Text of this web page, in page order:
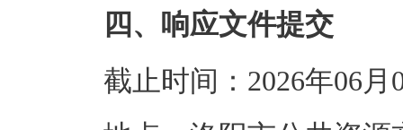
四、响应文件提交
截止时间：2026年06